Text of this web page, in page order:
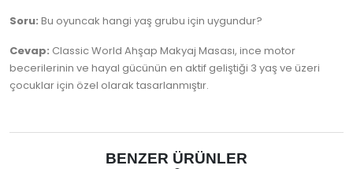
Soru: Bu oyuncak hangi yaş grubu için uygundur?
Cevap: Classic World Ahşap Makyaj Masası, ince motor
becerilerinin ve hayal gücünün en aktif geliştiği 3 yaş ve üzeri
çocuklar için özel olarak tasarlanmıştır.
BENZER ÜRÜNLER